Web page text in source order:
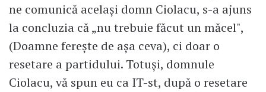
ne comunică același domn Ciolacu, s-a ajuns
la concluzia că „nu trebuie făcut un măcel",
(Doamne ferește de așa ceva), ci doar o
resetare a partidului. Totuși, domnule
Ciolacu, vă spun eu ca IT-st, după o resetare